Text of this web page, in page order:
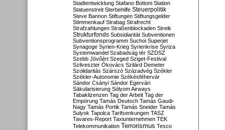
Stadtentwicklung Stafano Bottoni Station
Statuenstreit Sterbehilfe Steuerpolitik
Steve Bannon Stiftungen Stiftungsgelder
Stimmenkauf Strabag Strafrecht
Strafzahlungen Straßenblockaden Streik
Strukturfonds Subsidiarität Subventionen
Subventionsprogramm Suchoi Superjet
Synagoge Syrien-Krieg Syrienkrise Syriza
Systemwandel Szabadság tér SZDSZ
Szebb Jövőért Szeged Sziget-Festival
Szilveszter Ókovács Szilárd Demeter
Szolidaritás Szárszó Századvég Székler
Székler-Autonomie Székésféhervár
Sándor Csányi Sándor Egervári
Säkularisierung Sólyom Airways
Tabaklizenzen Tag der Arbeit Tag der
Empörung Tamás Deutsch Tamás Gaudi-
Nagy Tamás Portik Tamás Sneider Tamás
Sulyok Tapolca Tarifsenkungen TASZ
Tavares-Report Taxiunternehmen TEK
Telekommunikation Terrorismus Tesco